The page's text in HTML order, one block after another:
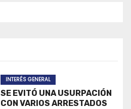
INTERÉS GENERAL
SE EVITÓ UNA USURPACIÓN
CON VARIOS ARRESTADOS